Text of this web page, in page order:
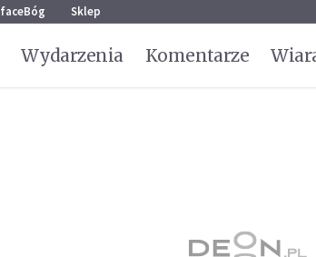
faceBóg Sklep
Wydarzenia Komentarze